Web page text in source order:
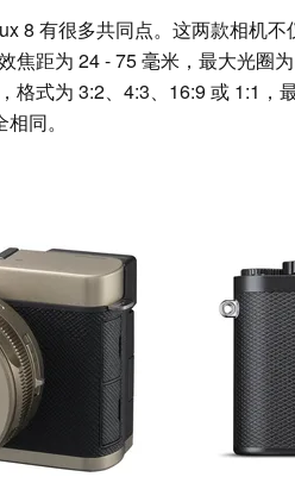
8 有很多共同点。这两款相机
焦距为 24 - 75 毫米，最大光圈
格式为 3:2、4:3、16:9 或 1:1，
同。